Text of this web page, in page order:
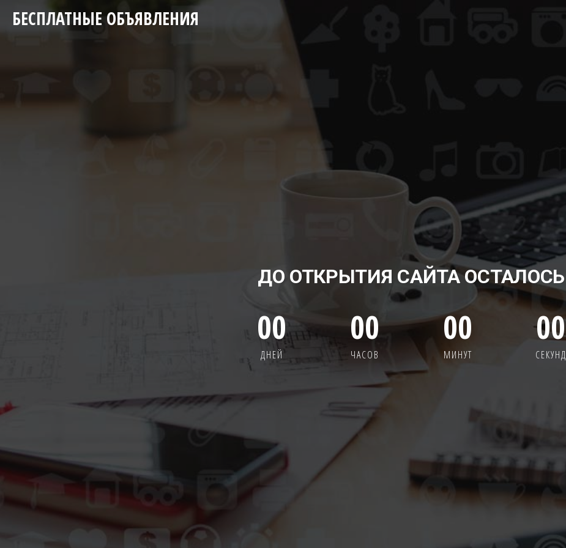
БЕСПЛАТНЫЕ ОБЪЯВЛЕНИЯ
ДО ОТКРЫТИЯ САЙТА ОСТАЛОСЬ
00
ДНЕЙ
00
ЧАСОВ
00
МИНУТ
00
СЕКУНД